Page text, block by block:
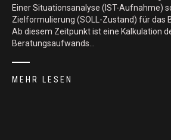
Einer Situationsanalyse (IST-Aufnahme)
Zielformulierung (SOLL-Zustand) für das
Ab diesem Zeitpunkt ist eine Kalkulation
Beratungsaufwands…
MEHR LESEN